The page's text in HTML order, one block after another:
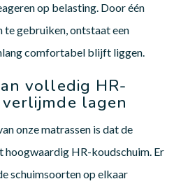
op belasting. Door één
gebruiken, ontstaat een
comfortabel blijft liggen.
volledig HR-
lagen
onze matrassen is dat de
HR-koudschuim. Er
schuimsoorten op elkaar